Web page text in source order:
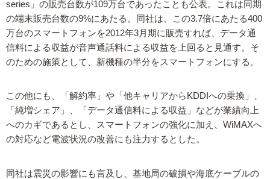
series」の販売台数が109万台であったことも公表。これは同期
の端末販売台数の9%にあたる。同社は、この3.7倍にあたる400
万台のスマートフォンを2012年3月期に販売すれば、データ通
信料による収益が音声通話料による収益を上回ると見通す。そ
のための施策として、新機種の半分をスマートフォンにする。
この他にも、「解約率」や「他キャリアからKDDIへの乗換」、
「純増シェア」、「データ通信料による収益」などが業績向上
へのカギであるとし、スマートフォンの強化に加え、WiMAXへ
の対応など電波状況の改善にも注力するとした。
同社は震災の影響にも言及し、基地局の破損や海底ケーブルの